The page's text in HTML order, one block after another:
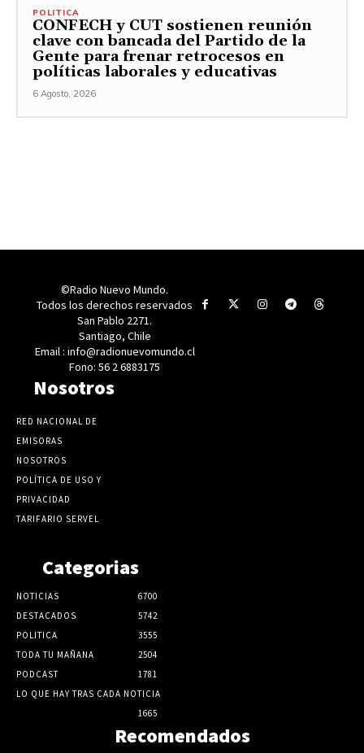
POLITICA
CONFECH y CUT sostienen reunión
clave con bancada del Partido de la
Gente para frenar retrocesos en
políticas laborales y educativas
6 Agosto, 2026
©Radio Nuevo Mundo.
Todos los derechos reservados
San Pablo 2271.
Santiago, Chile
Email : info@radionuevomundo.cl
Fono: 56 2 6883175
Nosotros
RED NACIONAL DE
EMISORAS
NOSOTROS
POLÍTICA DE USO Y
PRIVACIDAD
TARIFARIO SERVEL
Categorias
NOTICIAS
6700
DESTACADOS
5742
POLITICA
3555
TODA TU MAÑANA
2504
PODCAST
1781
LO QUE HAY TRAS CADA NOTICIA
1665
Recomendados